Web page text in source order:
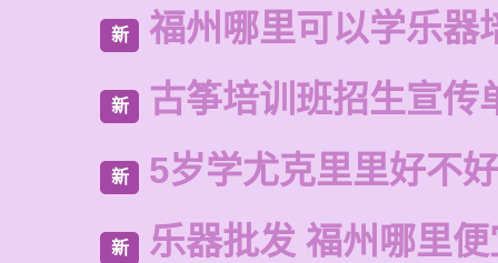
新 福州哪里可以学乐器
新 古筝培训班招生宣传
新 5岁学尤克里里好不好
新 乐器批发 福州哪里便